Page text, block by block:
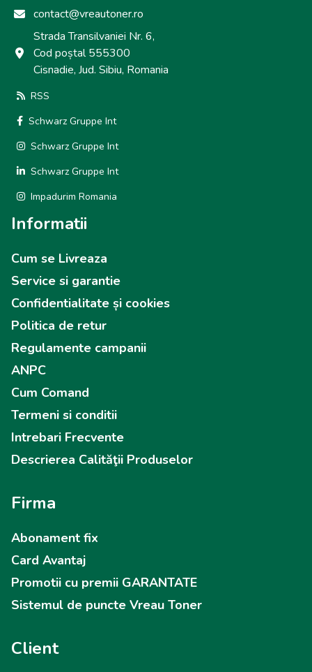
contact@vreautoner.ro
Strada Transilvaniei Nr. 6,
Cod poștal 555300
Cisnadie, Jud. Sibiu, Romania
RSS
Schwarz Gruppe Int
Schwarz Gruppe Int
Schwarz Gruppe Int
Impadurim Romania
Informatii
Cum se Livreaza
Service si garantie
Confidentialitate și cookies
Politica de retur
Regulamente campanii
ANPC
Cum Comand
Termeni si conditii
Intrebari Frecvente
Descrierea Calităţii Produselor
Firma
Abonament fix
Card Avantaj
Promotii cu premii GARANTATE
Sistemul de puncte Vreau Toner
Client